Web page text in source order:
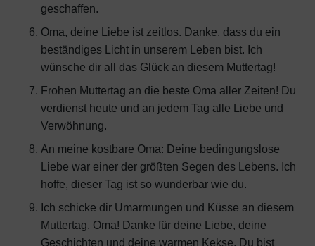
geschaffen.
Oma, deine Liebe ist zeitlos. Danke, dass du ein
beständiges Licht in unserem Leben bist. Ich
wünsche dir all das Glück an diesem Muttertag!
Frohen Muttertag an die beste Oma aller Zeiten! Du
verdienst heute und an jedem Tag alle Liebe und
Verwöhnung.
An meine kostbare Oma: Deine bedingungslose
Liebe war einer der größten Segen des Lebens. Ich
hoffe, dieser Tag ist so wunderbar wie du.
Ich schicke dir Umarmungen und Küsse an diesem
Muttertag, Oma! Danke für deine Liebe, deine
Geschichten und deine warmen Kekse. Du bist